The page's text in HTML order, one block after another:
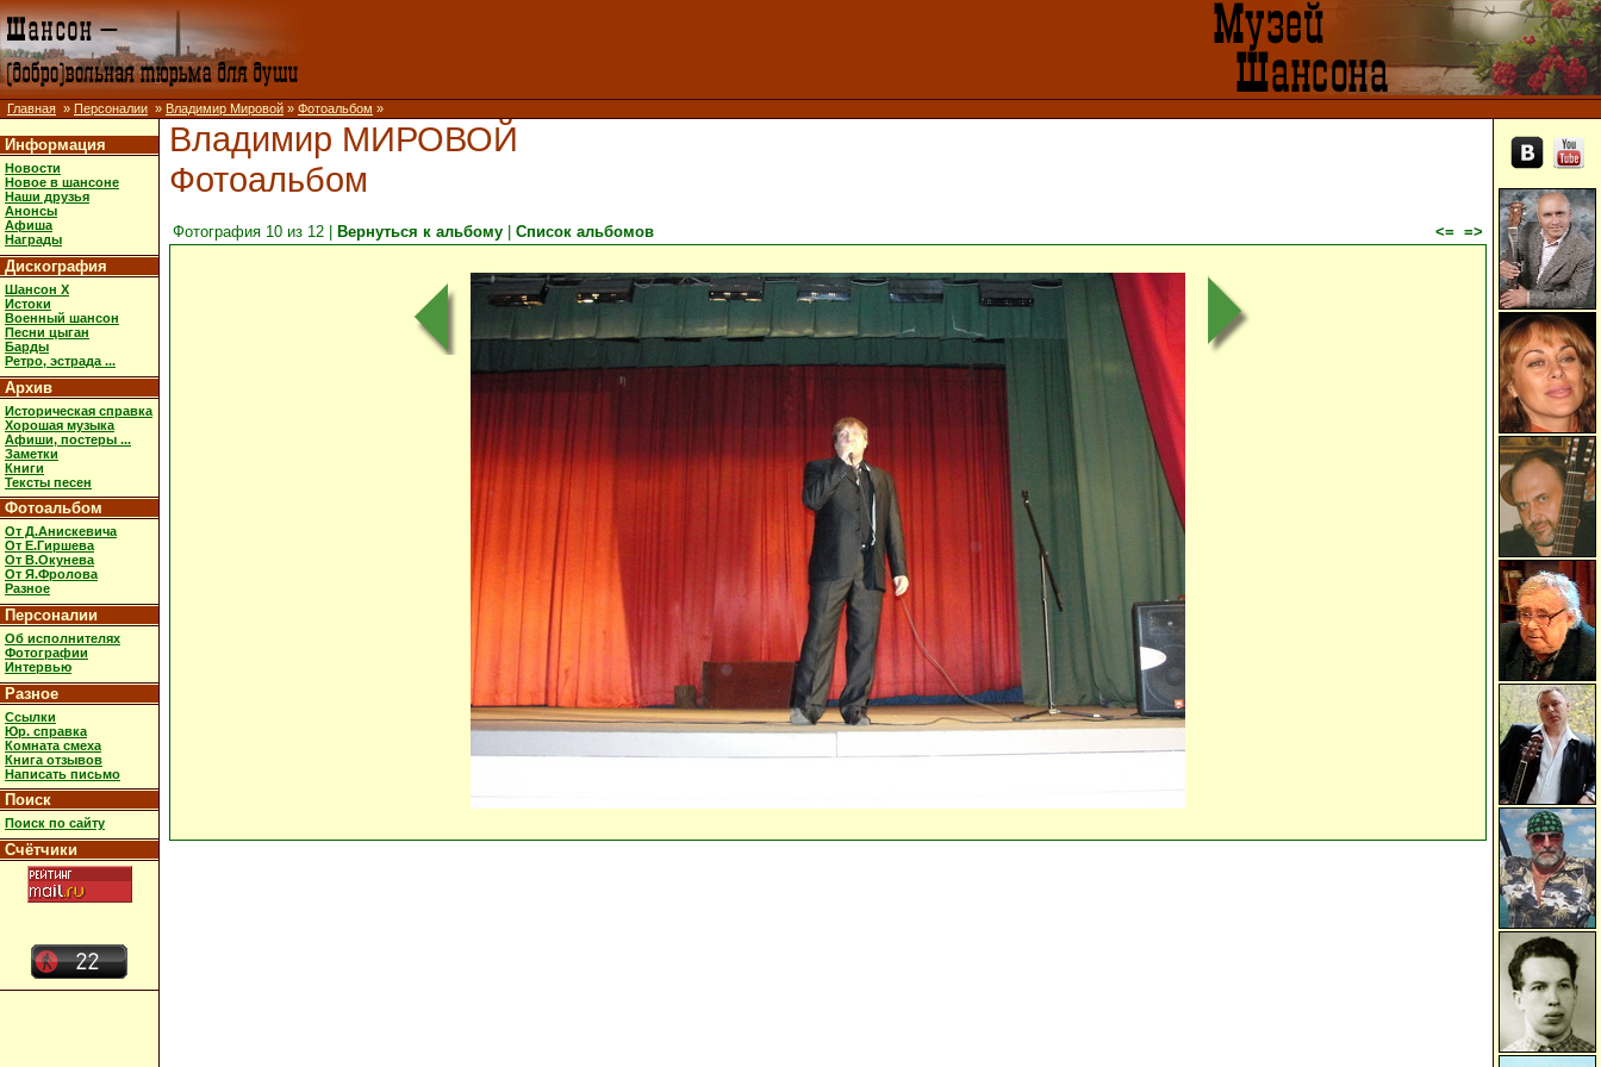
Главная » Персоналии » Владимир Мировой » Фотоальбом »
Информация
Новости
Новое в шансоне
Наши друзья
Анонсы
Афиша
Награды
Дискография
Шансон X
Истоки
Военный шансон
Песни цыган
Барды
Ретро, эстрада ...
Архив
Историческая справка
Хорошая музыка
Афиши, постеры ...
Заметки
Книги
Тексты песен
Фотоальбом
От Д.Анискевича
От Е.Гиршева
От В.Окунева
От Я.Фролова
Разное
Персоналии
Об исполнителях
Фотографии
Интервью
Разное
Ссылки
Юр. справка
Комната смеха
Книга отзывов
Написать письмо
Поиск
Поиск по сайту
Счётчики
Владимир МИРОВОЙ
Фотоальбом
Фотография 10 из 12 | Вернуться к альбому Список альбомов <= =>